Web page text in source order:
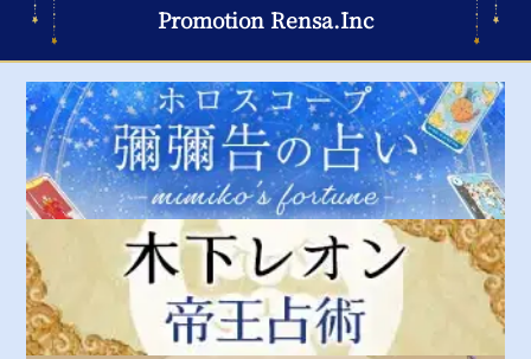
Promotion Rensa.Inc